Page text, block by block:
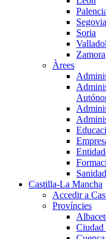
Segovia
Soria
Zamora
Àrees
Sanidad
Castilla-La Mancha
Accedir a
Províncies
Ciudad